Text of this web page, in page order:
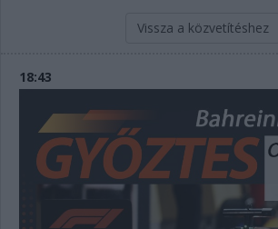
Vissza a közvetítéshez
18:43